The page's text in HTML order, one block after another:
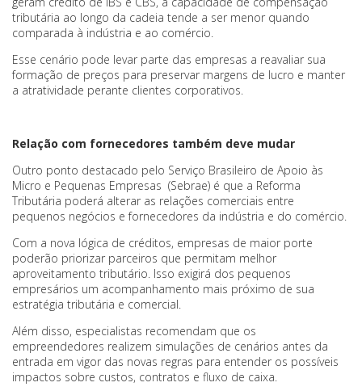
tributária ao longo da cadeia tende a ser menor quando
comparada à indústria e ao comércio.
Esse cenário pode levar parte das empresas a reavaliar sua
formação de preços para preservar margens de lucro e manter
a atratividade perante clientes corporativos.
Relação com fornecedores também deve mudar
Outro ponto destacado pelo Serviço Brasileiro de Apoio às
Micro e Pequenas Empresas (Sebrae) é que a Reforma
Tributária poderá alterar as relações comerciais entre
pequenos negócios e fornecedores da indústria e do comércio.
Com a nova lógica de créditos, empresas de maior porte
poderão priorizar parceiros que permitam melhor
aproveitamento tributário. Isso exigirá dos pequenos
empresários um acompanhamento mais próximo de sua
estratégia tributária e comercial.
Além disso, especialistas recomendam que os
empreendedores realizem simulações de cenários antes da
entrada em vigor das novas regras para entender os possíveis
impactos sobre custos, contratos e fluxo de caixa.